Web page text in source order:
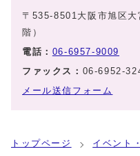
〒535-8501大阪市旭区
階）
電話： 06-6957-9009
ファックス： 06-6952-
メール送信フォーム
トップページ
イベント